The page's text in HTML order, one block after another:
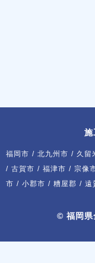
施
福岡市 / 北九州市 / 久留
/ 古賀市 / 福津市 / 宗像
市 / 小郡市 / 糟屋郡 / 遠
© 福岡